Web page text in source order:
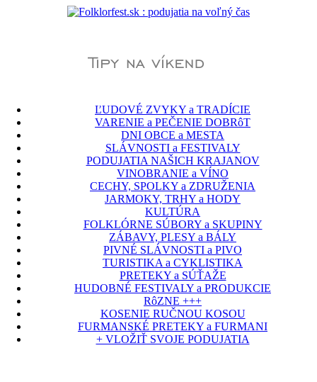
ĽUDOVÉ ZVYKY a TRADÍCIE
VARENIE a PEČENIE DOBRôT
DNI OBCE a MESTA
SLÁVNOSTI a FESTIVALY
PODUJATIA NAŠICH KRAJANOV
VINOBRANIE a VÍNO
CECHY, SPOLKY a ZDRUŽENIA
JARMOKY, TRHY a HODY
KULTÚRA
FOLKLÓRNE SÚBORY a SKUPINY
ZÁBAVY, PLESY a BÁLY
PIVNÉ SLÁVNOSTI a PIVO
TURISTIKA a CYKLISTIKA
PRETEKY a SÚŤAŽE
HUDOBNÉ FESTIVALY a PRODUKCIE
RôZNE +++
KOSENIE RUČNOU KOSOU
FURMANSKÉ PRETEKY a FURMANI
+ VLOŽIŤ SVOJE PODUJATIA